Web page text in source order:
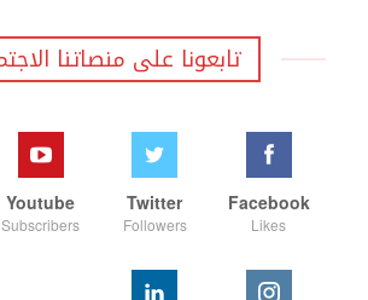
تابعونا على منصاتنا
Facebook
Likes
Twitter
Followers
Youtube
Subscribers